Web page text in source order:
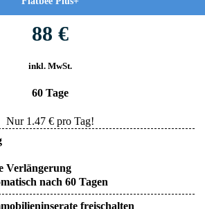
88 €
inkl. MwSt.
60 Tage
Nur 1.47€ pro Tag!
Verlängerung
nach 60 Tagen
freischalten